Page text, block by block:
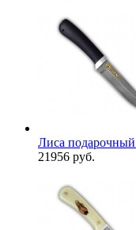
Лиса
21956 руб.